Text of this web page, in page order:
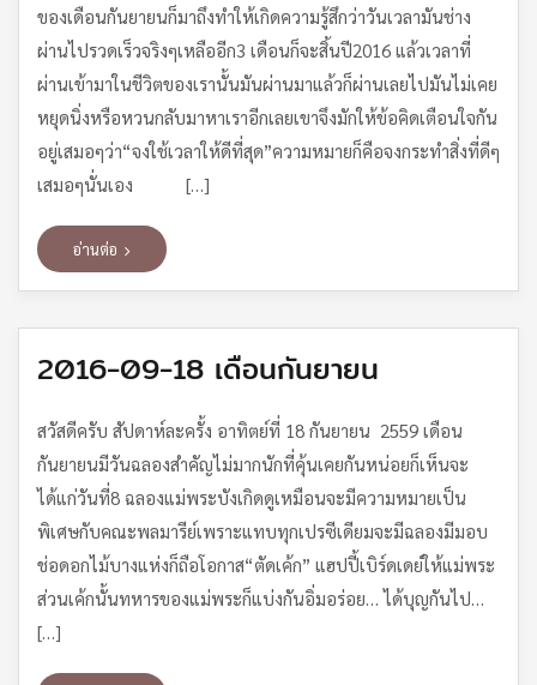
ของเดือนกันยายนก็มาถึงทำให้เกิดความรู้สึกว่าวันเวลามันช่าง
ผ่านไปรวดเร็วจริงๆเหลืออีก3 เดือนก็จะสิ้นปี2016 แล้วเวลาที่
ผ่านเข้ามาในชีวิตของเรานั้นมันผ่านมาแล้วก็ผ่านเลยไปมันไม่เคย
หยุดนิ่งหรือหวนกลับมาหาเราอีกเลยเขาจึงมักให้ข้อคิดเตือนใจกัน
อยู่เสมอๆว่า“จงใช้เวลาให้ดีที่สุด”ความหมายก็คือจงกระทำสิ่งที่ดีๆ
เสมอๆนั่นเอง […]
อ่านต่อ
2016-09-18 เดือนกันยายน
สวัสดีครับ สัปดาห์ละครั้ง อาทิตย์ที่ 18 กันยายน 2559 เดือน
กันยายนมีวันฉลองสำคัญไม่มากนักที่คุ้นเคยกันหน่อยก็เห็นจะ
ได้แก่วันที่8 ฉลองแม่พระบังเกิดดูเหมือนจะมีความหมายเป็น
พิเศษกับคณะพลมารีย์เพราะแทบทุกเปรซีเดียมจะมีฉลองมีมอบ
ช่อดอกไม้บางแห่งก็ถือโอกาส“ตัดเค้ก” แฮปปี้เบิร์ดเดย์ให้แม่พระ
ส่วนเค้กนั้นทหารของแม่พระก็แบ่งกันอิ่มอร่อย… ได้บุญกันไป…
[…]